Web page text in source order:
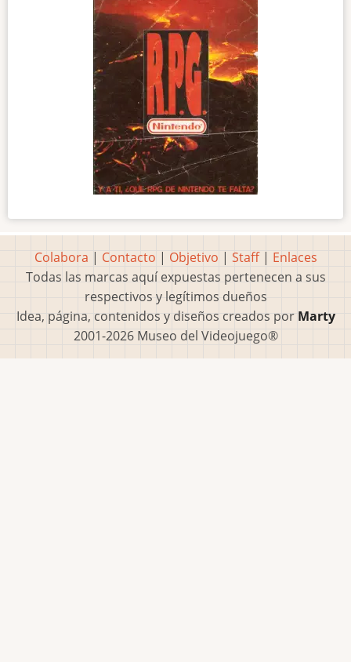
Colabora | Contacto | Objetivo | Staff| Enlaces
Todas las marcas aquí expuestas pertenecen a sus
respectivos y legítimos dueños
Idea, página, contenidos y diseños creados por Marty
2001-2026 Museo del Videojuego®